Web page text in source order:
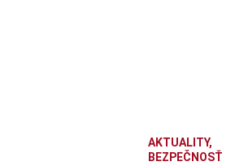
AKTUALITY,
BEZPEČNOSŤ